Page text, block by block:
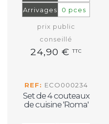
Arrivages
0 pces
prix public
conseillé
24,90 €TTC
REF: ECO000234
Set de 4 couteaux
de cuisine 'Roma'